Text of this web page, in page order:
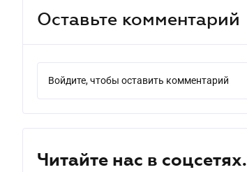
Оставьте комментарий
Войдите, чтобы оставить комментарий
Читайте нас в соцсетях.